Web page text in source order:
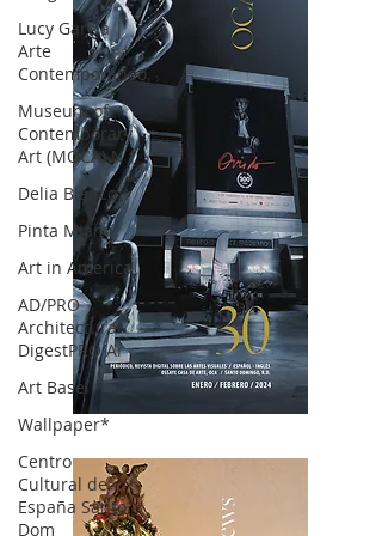
Lucy García |
Arte
Contemporáneo.
Museum of
Contemporary
Art (MOCA) N
Delia Blanco
Pinta Miami
Art in America
AD/PRO
Architectural
DigestPRO Ar
Art Basel
Wallpaper*
Centro
Cultural de
España Santo
Dom
OCA|News 30 /Enero-Febrero / 2024